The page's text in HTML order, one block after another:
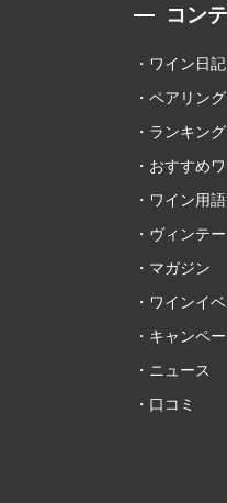
コン
ワイン日記
ペアリン
ランキング
おすすめ
ワイン用
ヴィンテ
マガジン
ワインイ
キャンペ
ニュース
口コミ